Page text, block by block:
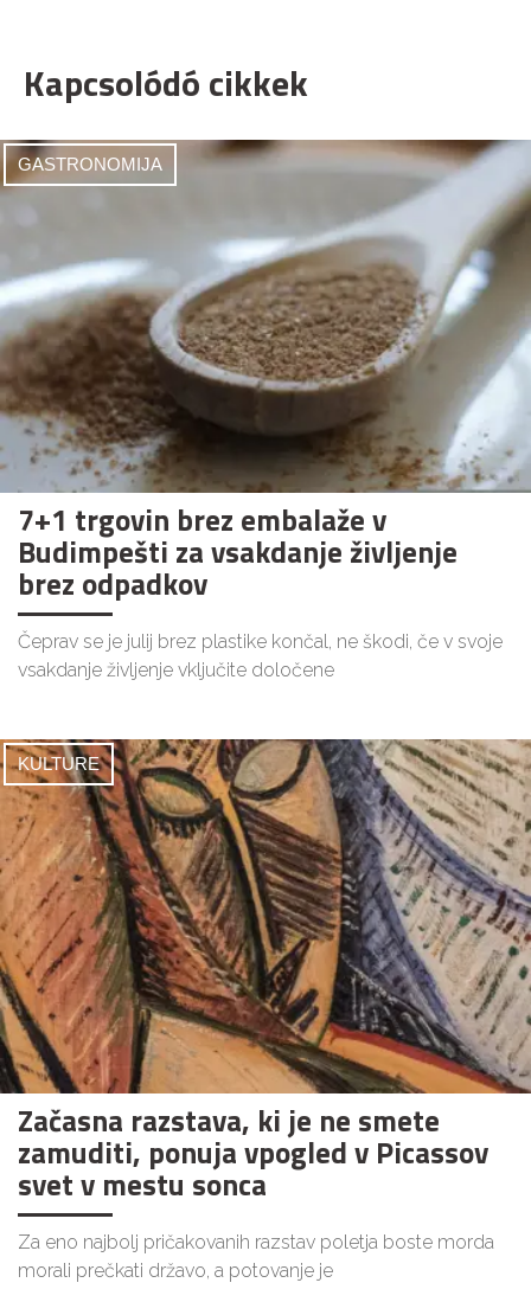
Kapcsolódó cikkek
GASTRONOMIJA
7+1 trgovin brez embalaže v
Budimpešti za vsakdanje življenje
brez odpadkov
Čeprav se je julij brez plastike končal, ne škodi, če v svoje
vsakdanje življenje vključite določene
KULTURE
Začasna razstava, ki je ne smete
zamuditi, ponuja vpogled v Picassov
svet v mestu sonca
Za eno najbolj pričakovanih razstav poletja boste morda
morali prečkati državo, a potovanje je